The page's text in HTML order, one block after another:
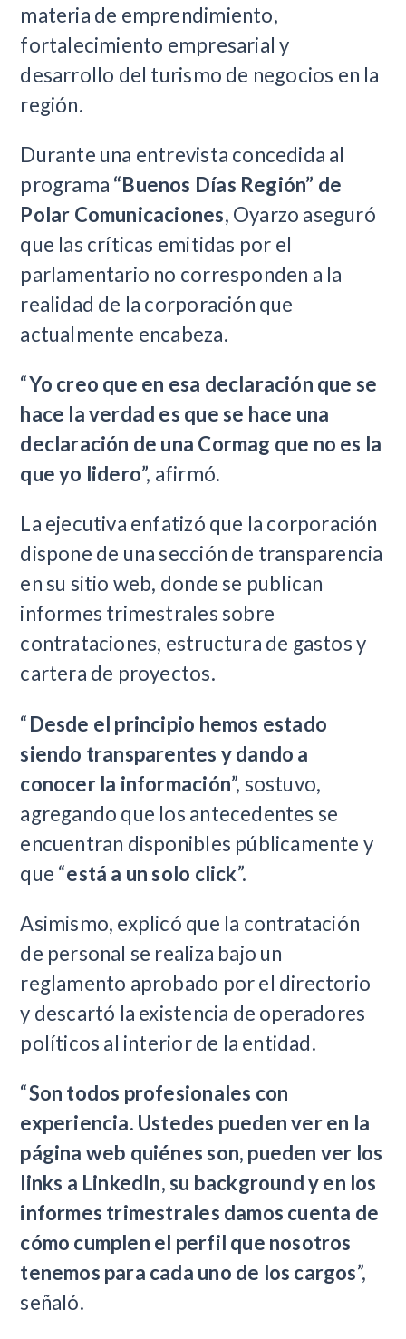
materia de emprendimiento,
fortalecimiento empresarial y
desarrollo del turismo de negocios en la
región.
Durante una entrevista concedida al
programa “Buenos Días Región” de
Polar Comunicaciones, Oyarzo aseguró
que las críticas emitidas por el
parlamentario no corresponden a la
realidad de la corporación que
actualmente encabeza.
“Yo creo que en esa declaración que se
hace la verdad es que se hace una
declaración de una Cormag que no es la
que yo lidero”, afirmó.
La ejecutiva enfatizó que la corporación
dispone de una sección de transparencia
en su sitio web, donde se publican
informes trimestrales sobre
contrataciones, estructura de gastos y
cartera de proyectos.
“Desde el principio hemos estado
siendo transparentes y dando a
conocer la información”, sostuvo,
agregando que los antecedentes se
encuentran disponibles públicamente y
que “está a un solo click”.
Asimismo, explicó que la contratación
de personal se realiza bajo un
reglamento aprobado por el directorio
y descartó la existencia de operadores
políticos al interior de la entidad.
“Son todos profesionales con
experiencia. Ustedes pueden ver en la
página web quiénes son, pueden ver los
links a LinkedIn, su background y en los
informes trimestrales damos cuenta de
cómo cumplen el perfil que nosotros
tenemos para cada uno de los cargos”,
señaló.